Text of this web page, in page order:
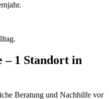
– 1 Standort in
Beratung und Nachhilfe vor